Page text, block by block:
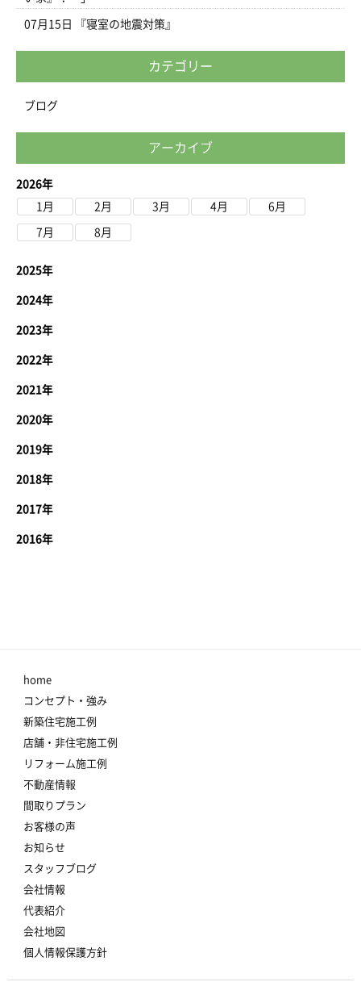
07月15日 『寝室の地震対策』
カテゴリー
ブログ
アーカイブ
2026年
1月
2月 3月 4月 6月
7月 8月
2025年
2024年
2023年
2022年
2021年
2020年
2019年
2018年
2017年
2016年
home
コンセプト・強み
新築住宅施工例
店舗・非住宅施工例
リフォーム施工例
不動産情報
間取りプラン
お客様の声
お知らせ
スタッフブログ
会社情報
代表紹介
会社地図
個人情報保護方針